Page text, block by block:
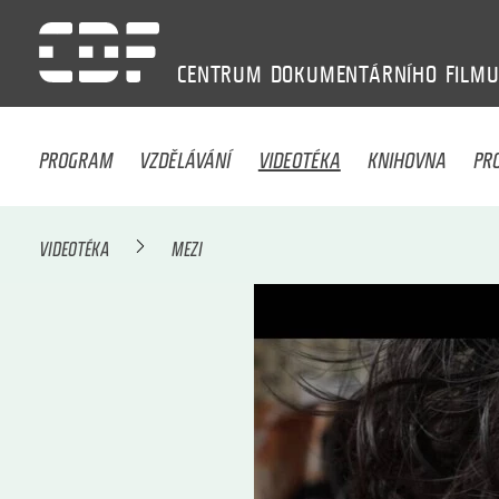
CENTRUM DOKUMENTÁRNÍHO FILMU
PROGRAM VZDĚLÁVÁNÍ VIDEOTÉKA KNIHOVNA
VIDEOTÉKA MEZI